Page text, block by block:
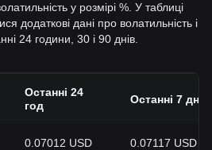
у розмірі %. У таблиці
додаткові дані про волатильність і
24 години, 30 і 90 днів.
Останні 24
год
Останні 7 дн.
0.07012 USD 0.07117 USD